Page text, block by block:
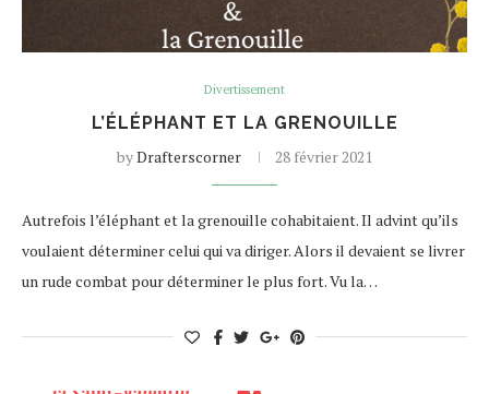
Divertissement
L’ÉLÉPHANT ET LA GRENOUILLE
byDrafterscorner 28 février 2021
Autrefois l’éléphant et la grenouille cohabitaient. Il advint qu’ils
voulaient déterminer celui qui va diriger. Alors il devaient se livrer
un rude combat pour déterminer le plus fort. Vu la…